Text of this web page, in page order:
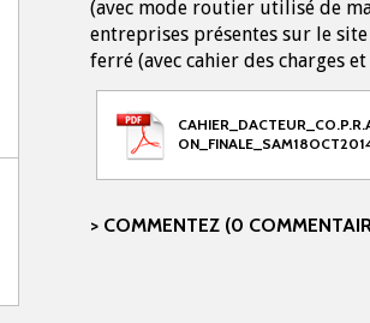
(avec mode routier utilisé de
entreprises présentes sur le
ferré (avec cahier des charges
COMMENTEZ (0